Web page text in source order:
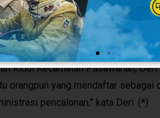
di tingkat kecamatan,
desa terdiri dari unsur
Kidul Kecamatan Pasawahan, Deri
orangpun yang mendaftar sebagai
pencalonan,” kata Deri. (*)